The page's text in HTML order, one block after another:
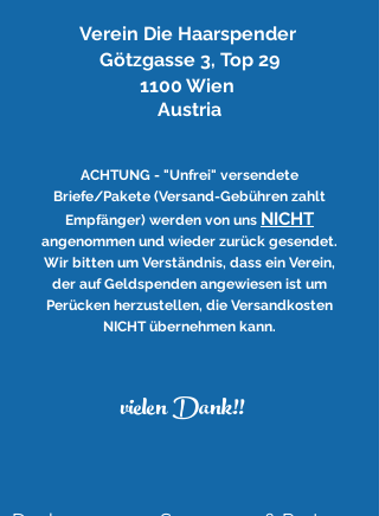
Verein Die Haarspender
Götzgasse 3, Top 29
1100 Wien
Austria
ACHTUNG - "Unfrei" versendete
Briefe/Pakete (Versand-Gebühren zahlt
Empfänger) werden von uns NICHT
angenommen und wieder zurück gesendet.
Wir bitten um Verständnis, dass ein Verein,
der auf Geldspenden angewiesen ist um
Perücken herzustellen, die Versandkosten
NICHT übernehmen kann.
vielen Dank!!